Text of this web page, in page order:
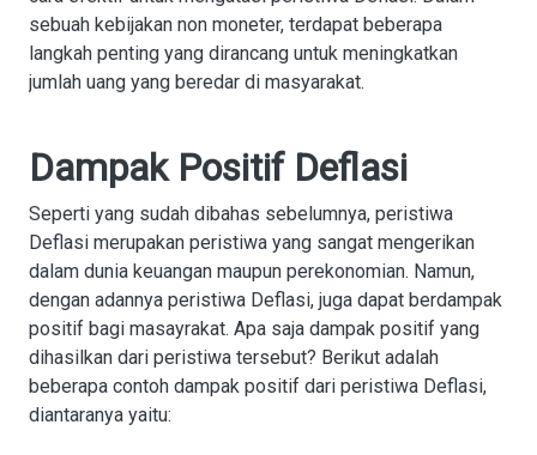
sebuah kebijakan non moneter, terdapat beberapa
langkah penting yang dirancang untuk meningkatkan
jumlah uang yang beredar di masyarakat.
Dampak Positif Deflasi
Seperti yang sudah dibahas sebelumnya, peristiwa
Deflasi merupakan peristiwa yang sangat mengerikan
dalam dunia keuangan maupun perekonomian. Namun,
dengan adannya peristiwa Deflasi, juga dapat berdampak
positif bagi masayrakat. Apa saja dampak positif yang
dihasilkan dari peristiwa tersebut? Berikut adalah
beberapa contoh dampak positif dari peristiwa Deflasi,
diantaranya yaitu: